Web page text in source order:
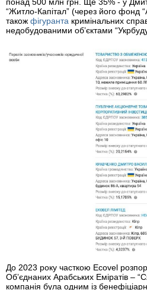
“Житло-Капітал” (через його фонд
також фігуранта кримінальних
недобудованими обʼєктами
До 2023 року часткою Ecovel
Обʼєднаних Арабських Еміратів –
компанія була одним із